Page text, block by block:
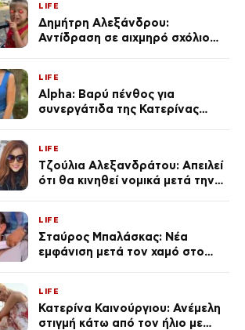
LIFE
Δημήτρη Αλεξάνδρου:
Αντίδραση σε αιχμηρό σχόλιο
LIFE
Alpha: Βαρύ πένθος για
συνεργάτιδα της Κατερίνας
του Θεού»
LIFE
Τζούλια Αλεξανδράτου: Απειλεί
ότι θα κινηθεί νομικά μετά την
LIFE
Σταύρος Μπαλάσκας: Νέα
εμφάνιση μετά τον χαμό στο
LIFE
Κατερίνα Καινούργιου: Ανέμελη
στιγμή κάτω από τον ήλιο με